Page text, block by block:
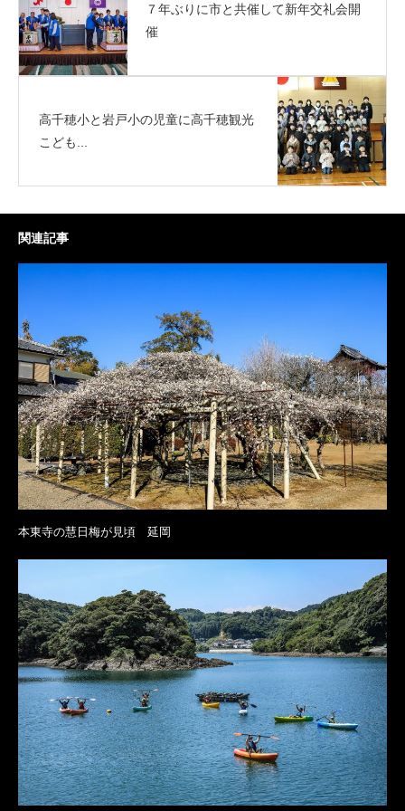
７年ぶりに市と共催して新年交礼会開
催
高千穂小と岩戸小の児童に高千穂観光
こども...
関連記事
本東寺の慧日梅が見頃 延岡